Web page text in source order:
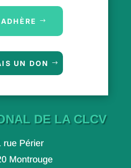
UN DON
DE LA CLCV
rue Périer
Montrouge